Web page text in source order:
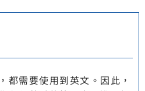
都需要使用到英文。因此，